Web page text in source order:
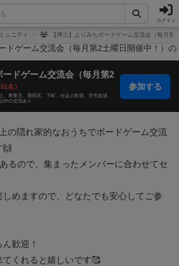
ログイン
ュニティ 【押上】よりみちボードゲーム交流会（毎月第
ードゲーム交流会（毎月第2
51名）
東東京 墨田区 下町 社会人歓迎
学生歓迎
外の交流あり
参加する
の隠れ家的なおうちでボードゲーム交流
🙌
るので、集まったメンバーに合わせてセ
めますので、どなたでも安心してご参
歓迎！
てくれると嬉しいです🥰